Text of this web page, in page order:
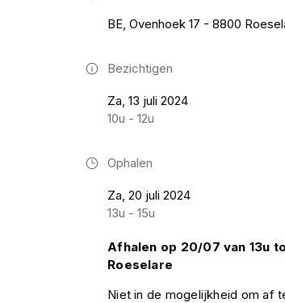
BE, Ovenhoek 17 - 8800
Bezichtigen
Za, 13 juli 2024
10u - 12u
Ophalen
Za, 20 juli 2024
13u - 15u
Afhalen op 20/07 van 13u
Roeselare
Niet in de mogelijkheid om af